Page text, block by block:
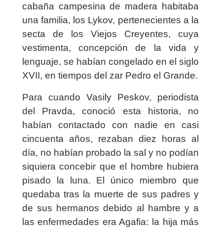
cabaña campesina de madera habitaba
una familia, los Lykov, pertenecientes a la
secta de los Viejos Creyentes, cuya
vestimenta, concepción de la vida y
lenguaje, se habían congelado en el siglo
XVII, en tiempos del zar Pedro el Grande.
Para cuando Vasily Peskov, periodista
del Pravda, conoció esta historia, no
habían contactado con nadie en casi
cincuenta años, rezaban diez horas al
día, no habían probado la sal y no podían
siquiera concebir que el hombre hubiera
pisado la luna. El único miembro que
quedaba tras la muerte de sus padres y
de sus hermanos debido al hambre y a
las enfermedades era Agafia: la hija más